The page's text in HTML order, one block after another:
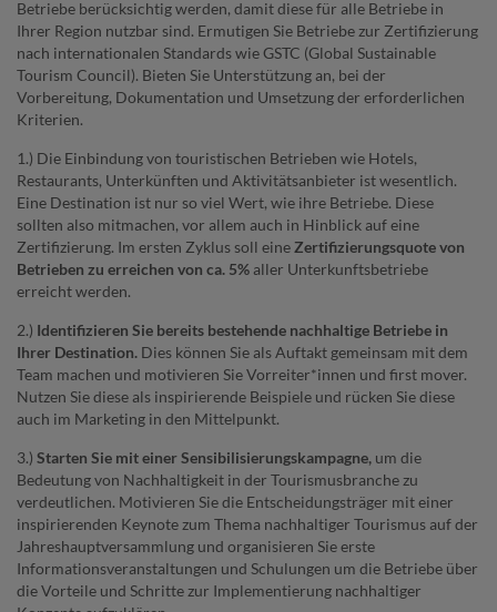
Betriebe berücksichtig werden, damit diese für alle Betriebe in
Ihrer Region nutzbar sind. Ermutigen Sie Betriebe zur Zertifizierung
nach internationalen Standards wie GSTC (Global Sustainable
Tourism Council). Bieten Sie Unterstützung an, bei der
Vorbereitung, Dokumentation und Umsetzung der erforderlichen
Kriterien.
1.) Die Einbindung von touristischen Betrieben wie Hotels,
Restaurants, Unterkünften und Aktivitätsanbieter ist wesentlich.
Eine Destination ist nur so viel Wert, wie ihre Betriebe. Diese
sollten also mitmachen, vor allem auch in Hinblick auf eine
Zertifizierung. Im ersten Zyklus soll eine Zertifizierungsquote von
Betrieben zu erreichen von ca. 5% aller Unterkunftsbetriebe
erreicht werden.
2.) Identifizieren Sie bereits bestehende nachhaltige Betriebe in
Ihrer Destination. Dies können Sie als Auftakt gemeinsam mit dem
Team machen und motivieren Sie Vorreiter*innen und first mover.
Nutzen Sie diese als inspirierende Beispiele und rücken Sie diese
auch im Marketing in den Mittelpunkt.
3.) Starten Sie mit einer Sensibilisierungskampagne, um die
Bedeutung von Nachhaltigkeit in der Tourismusbranche zu
verdeutlichen. Motivieren Sie die Entscheidungsträger mit einer
inspirierenden Keynote zum Thema nachhaltiger Tourismus auf der
Jahreshauptversammlung und organisieren Sie erste
Informationsveranstaltungen und Schulungen um die Betriebe über
die Vorteile und Schritte zur Implementierung nachhaltiger